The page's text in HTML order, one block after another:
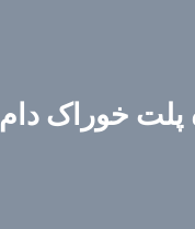
پلت خوراک دام